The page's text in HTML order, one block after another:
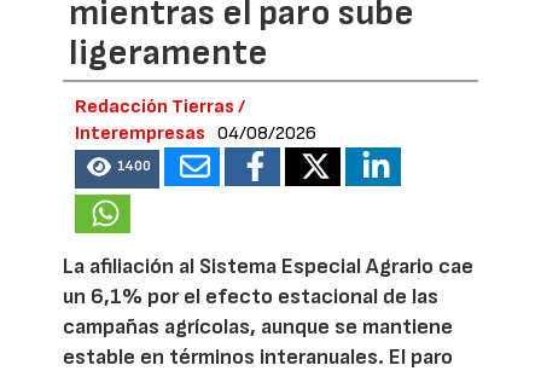
mientras el paro sube
ligeramente
Redacción Tierras /
Interempresas
04/08/2026
1400
La afiliación al Sistema Especial Agrario cae
un 6,1% por el efecto estacional de las
campañas agrícolas, aunque se mantiene
estable en términos interanuales. El paro